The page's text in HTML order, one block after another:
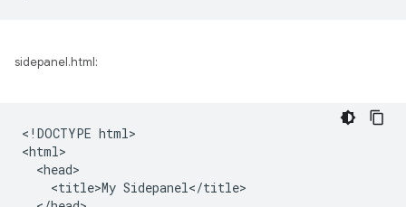
sidepanel.html:
<!DOCTYPE html>
<html>
  <head>
    <title>My Sidepanel</title>